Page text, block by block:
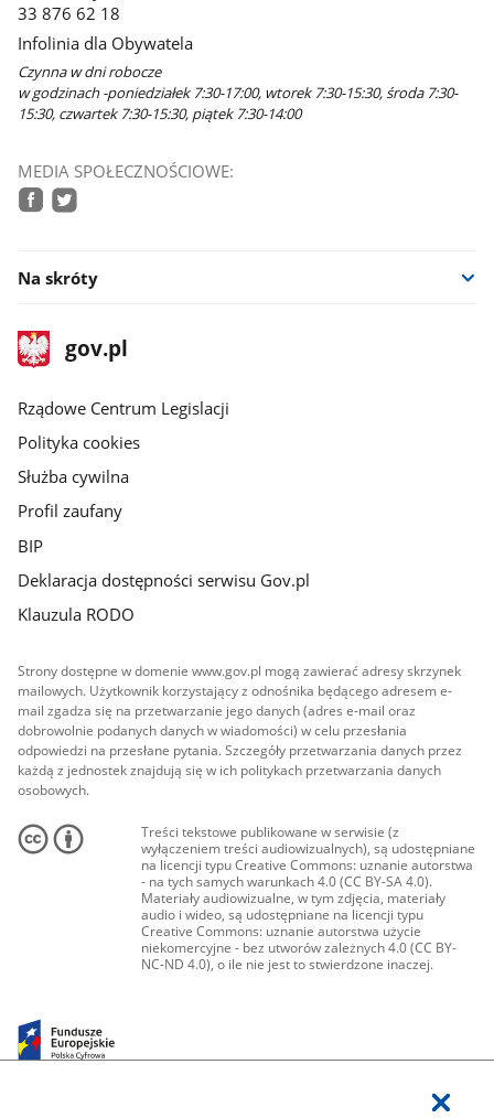
33 876 62 18
Infolinia dla Obywatela
Czynna w dni robocze
w godzinach -poniedziałek 7:30-17:00, wtorek 7:30-15:30, środa 7:30-
15:30, czwartek 7:30-15:30, piątek 7:30-14:00
MEDIA SPOŁECZNOŚCIOWE:
Na skróty
stopka
gov.plStrona
gov.pl
Rządowe Centrum Legislacji
Polityka cookies
Służba cywilna
Profil zaufany
BIP
Deklaracja dostępności serwisu Gov.pl
Klauzula RODO
Strony dostępne w domenie www.gov.pl mogą zawierać adresy skrzynek
mailowych. Użytkownik korzystający z odnośnika będącego adresem e-
mail zgadza się na przetwarzanie jego danych (adres e-mail oraz
dobrowolnie podanych danych w wiadomości) w celu przesłania
odpowiedzi na przesłane pytania. Szczegóły przetwarzania danych przez
każdą z jednostek znajdują się w ich politykach przetwarzania danych
osobowych.
Treści tekstowe publikowane w serwisie (z
wyłączeniem treści audiowizualnych), są udostępniane
na licencji typu Creative Commons: uznanie autorstwa
- na tych samych warunkach 4.0 (CC BY-SA 4.0).
Materiały audiowizualne, w tym zdjęcia, materiały
audio i wideo, są udostępniane na licencji typu
Creative Commons: uznanie autorstwa użycie
niekomercyjne - bez utworów zależnych 4.0 (CC BY-
NC-ND 4.0), o ile nie jest to stwierdzone inaczej.